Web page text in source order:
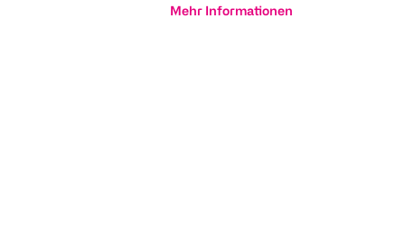
Mehr Informationen